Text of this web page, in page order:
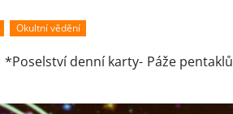
Okultní vědění
denní karty- Páže pentaklů